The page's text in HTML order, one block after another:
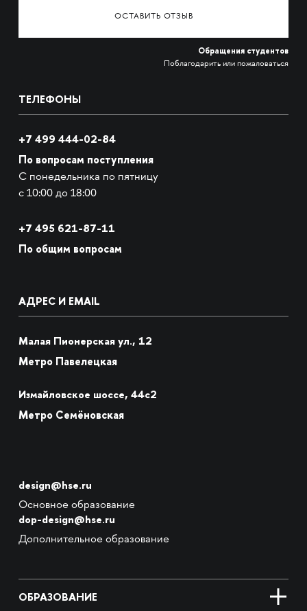
ОСТАВИТЬ ОТЗЫВ
Обращения студентов
Поблагодарить или пожаловаться
ТЕЛЕФОНЫ
+7 499 444-02-84
По вопросам поступления
С понедельника по пятницу
с 10:00 до 18:00
+7 495 621-87-11
По общим вопросам
АДРЕС И EMAIL
Малая Пионерская ул., 12
Метро Павелецкая
Измайловское шоссе, 44с2
Метро Семёновская
design@hse.ru
Основное образование
dop-design@hse.ru
Дополнительное образование
ОБРАЗОВАНИЕ